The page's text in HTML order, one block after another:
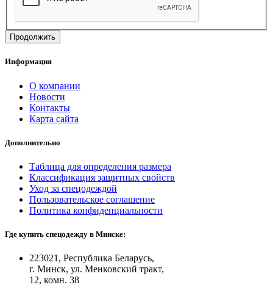
Продолжить
Информация
О компании
Новости
Контакты
Карта сайта
Дополнительно
Таблица для определения размера
Классификация защитных свойств
Уход за спецодеждой
Пользовательское соглашение
Политика конфиденциальности
Где купить спецодежду в Минске:
223021, Республика Беларусь,
г. Минск, ул. Менковский тракт,
12, комн. 38